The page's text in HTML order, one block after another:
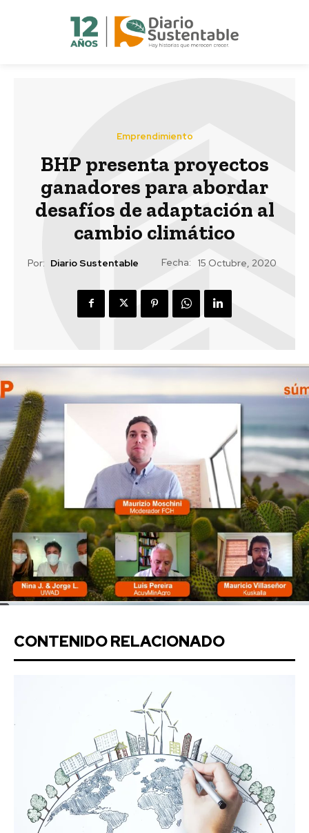
Emprendimiento
BHP presenta proyectos
ganadores para abordar
desafíos de adaptación al
cambio climático
Por: Diario Sustentable Fecha: 15 Octubre, 2020
CONTENIDO RELACIONADO